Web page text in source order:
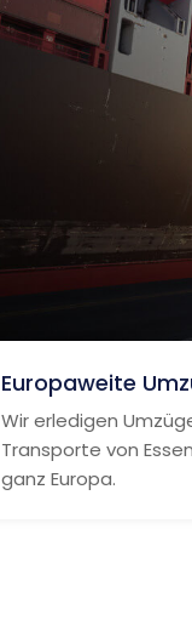
Europaweite
Wir erledigen
Transporte von
ganz Europa.